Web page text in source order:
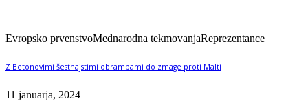
Evropsko prvenstvoMednarodna tekmovanjaReprezentance
Z Betonovimi šestnajstimi obrambami do zmage proti Malti
11 januarja, 2024